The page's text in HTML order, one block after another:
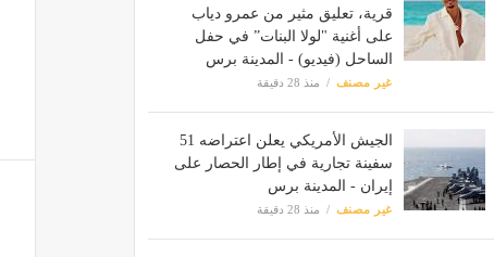
قرية، تعليق مثير من عمرو دياب
على أغنية "لولا البنات” في حفل
الساحل (فيديو) - المدينة برس
غير مصنف منذ 28 دقيقة
الجيش الأمريكي يعلن اعتراضه 51
سفينة تجارية في إطار الحصار على
إيران - المدينة برس
غير مصنف منذ 28 دقيقة